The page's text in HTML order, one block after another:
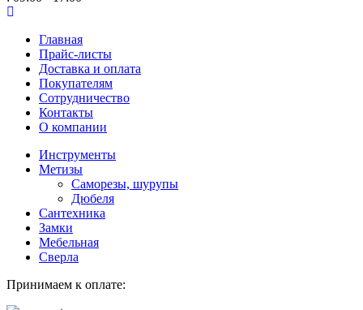
Главная
Прайс-листы
Доставка и оплата
Покупателям
Сотрудничество
Контакты
О компании
Инструменты
Метизы
Саморезы, шурупы
Дюбеля
Сантехника
Замки
Мебельная
Сверла
Принимаем к оплате: